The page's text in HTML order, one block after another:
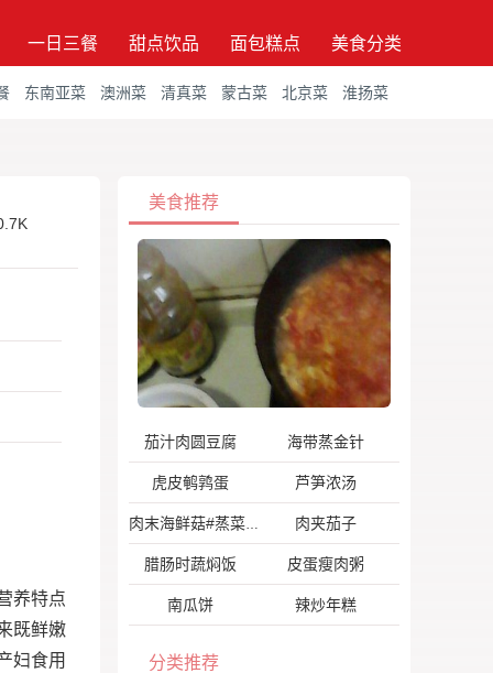
一日三餐 甜点饮品 面包糕点 美食分类
东南亚菜 澳洲菜 清真菜 蒙古菜 北京菜 淮扬菜
养特点
既鲜嫩
妇食用
美食推荐
茄汁肉圆豆腐 海带蒸金针
虎皮鹌鹑蛋 芦笋浓汤
肉末海鲜菇#蒸菜# 肉夹茄子
腊肠时蔬焖饭 皮蛋瘦肉粥
南瓜饼 辣炒年糕
分类推荐